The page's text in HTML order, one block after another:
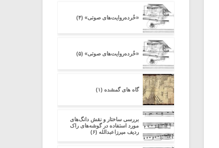
«خُرده‌روایت‌های صوتی» (۴)
«خُرده‌روایت‌های صوتی» (۵)
گاه های گمشده (۱)
بررسی ساختار و نقش دانگ‌های
مورد استفاده در گوشه‌های راک
ردیف میرزاعبدالله (۶)